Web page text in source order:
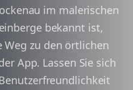
im malerischen
bekannt ist,
zu den örtlichen
App. Lassen Sie sich